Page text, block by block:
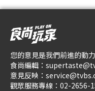
您的意見是我們前進的動
食尚編輯：
意見反映：
觀眾服務專線： 02-2656-